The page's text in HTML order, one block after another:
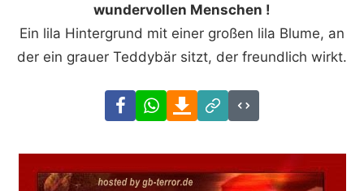
wundervollen Menschen !
Ein lila Hintergrund mit einer großen lila Blume, an
der ein grauer Teddybär sitzt, der freundlich wirkt.
FacebookWhatsAppDownload
Link
Code